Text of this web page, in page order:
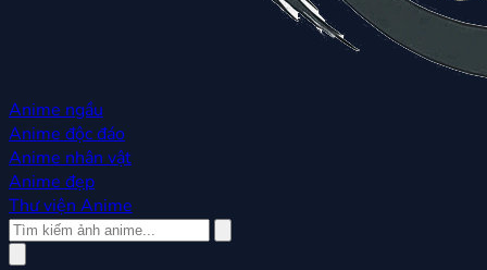
Anime ngầu
Anime độc đáo
Anime nhân vật
Anime đẹp
Thư viện Anime